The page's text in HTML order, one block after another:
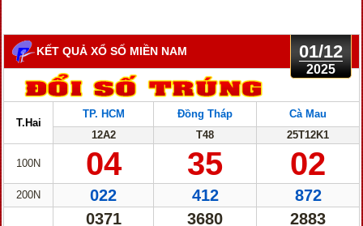
KẾT QUẢ XỔ SỐ MIỀN NAM 01/12
2025
T.Hai
100N
200N
TP. HCM
12A2
04
022
0371
Đồng Tháp
T48
35
412
3680
Cà Mau
25T12K1
02
872
2883